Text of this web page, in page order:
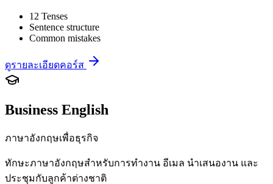
12 Tenses
Sentence structure
Common mistakes
ดูรายละเอียดคอร์ส
Business English
ภาษาอังกฤษเพื่อธุรกิจ
ทักษะภาษาอังกฤษสำหรับการทำงาน อีเมล นำเสนองาน และ
ประชุมกับลูกค้าต่างชาติ